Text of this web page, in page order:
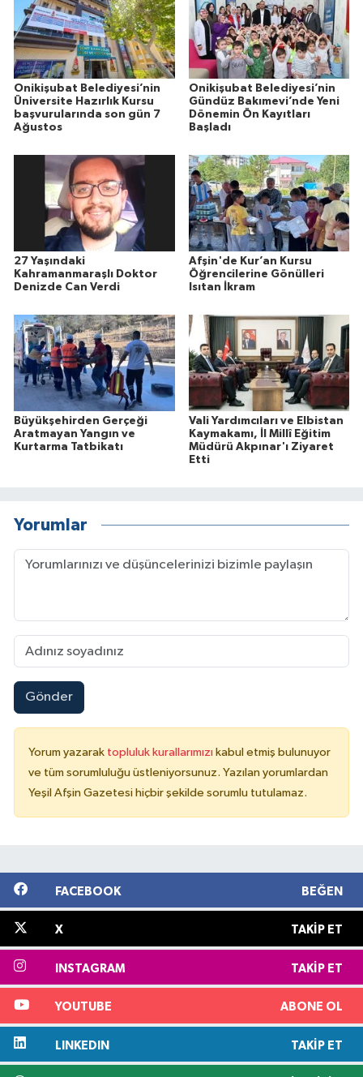
Onikişubat Belediyesi’nin
Üniversite Hazırlık Kursu
başvurularında son gün 7
Ağustos
Onikişubat Belediyesi’nin
Gündüz Bakımevi’nde Yeni
Dönemin Ön Kayıtları
Başladı
27 Yaşındaki
Kahramanmaraşlı Doktor
Denizde Can Verdi
Afşin'de Kur’an Kursu
Öğrencilerine Gönülleri
Isıtan İkram
Büyükşehirden Gerçeği
Aratmayan Yangın ve
Kurtarma Tatbikatı
Vali Yardımcıları ve Elbistan
Kaymakamı, İl Millî Eğitim
Müdürü Akpınar'ı Ziyaret
Etti
Yorumlar
Gönder
Yorum yazarak topluluk kurallarımızı kabul etmiş bulunuyor
ve tüm sorumluluğu üstleniyorsunuz. Yazılan yorumlardan
Yeşil Afşin Gazetesi hiçbir şekilde sorumlu tutulamaz.
FACEBOOK BEĞEN
X TAKIP ET
INSTAGRAM TAKIP ET
YOUTUBE ABONE OL
LINKEDIN TAKIP ET